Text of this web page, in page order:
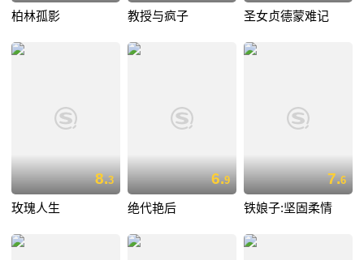
柏林孤影 教授与疯子 圣女贞德蒙难记
8.3
玫瑰人生
6.9
绝代艳后
7.6
铁娘子:坚固柔情